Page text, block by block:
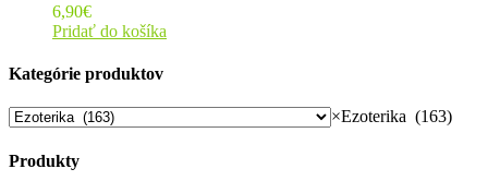
6,90€
Pridať do košíka
Kategórie produktov
×Ezoterika (163)
Produkty